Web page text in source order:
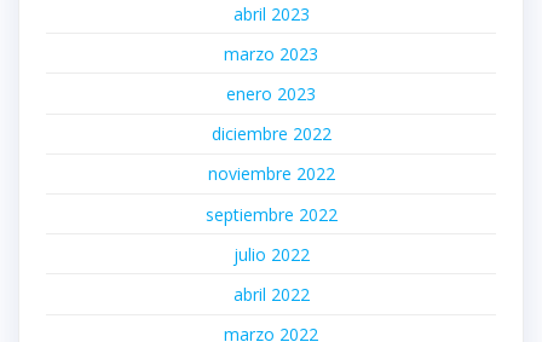
abril 2023
marzo 2023
enero 2023
diciembre 2022
noviembre 2022
septiembre 2022
julio 2022
abril 2022
marzo 2022